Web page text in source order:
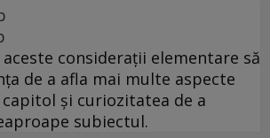
considerații elementare să
de a afla mai multe aspecte
și curiozitatea de a
subiectul.